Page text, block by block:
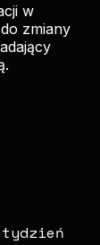
w
zmiany